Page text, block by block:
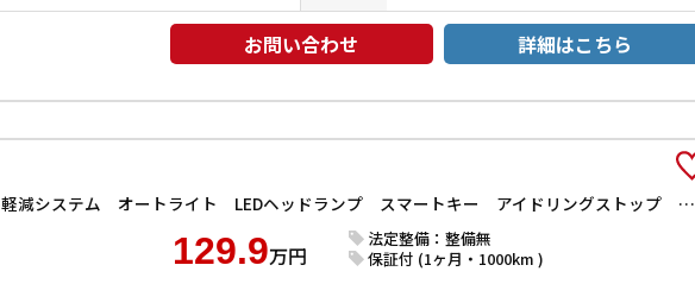
お問い合わせ 詳細はこちら
X 届出済未使用車 禁煙車 バックカメラ クリアランスソナー 衝突被害軽減システム オートライト LEDヘッドランプ スマートキー アイドリングストップ 電動格納ミラー ガラスルーフ 盗難防止システム
129.9万円
法定整備：整備無
保証付 (1ヶ月・1000km )